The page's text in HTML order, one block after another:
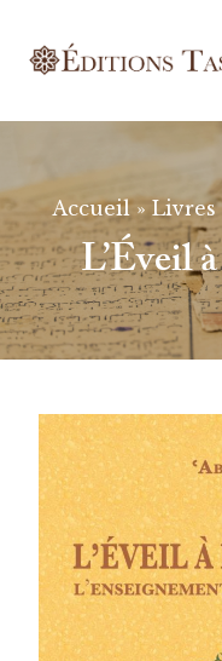
Accueil» Livres
L’Éveil